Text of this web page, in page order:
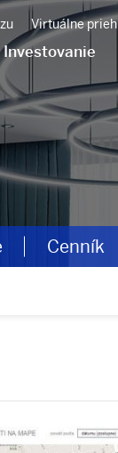
Virtuálne
Investovanie
Cenník